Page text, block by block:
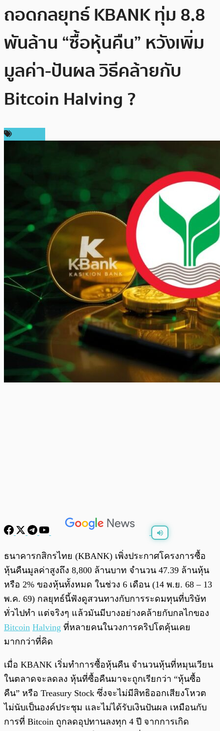
ถอดกลยุทธ์ KBANK ทุ่ม 8.8
พันล้าน “ซื้อหุ้นคืน” หวังเพิ่ม
มูลค่า-ปันผล วิธีคล้ายกับ
Bitcoin Halving ?
พร้อมเล่น 0:00
ธนาคารกสิกรไทย (KBANK) เพิ่งประกาศโครงการซื้อ
หุ้นคืนมูลค่าสูงถึง 8,800 ล้านบาท จำนวน 47.39 ล้านหุ้น
หรือ 2% ของหุ้นทั้งหมด ในช่วง 6 เดือน (14 พ.ย. 68 – 13
พ.ค. 69) กลยุทธ์นี้ฟังดูสวนทางกับการระดมทุนที่บริษัท
ทั่วไปทำ แต่จริงๆ แล้วมันมีบางอย่างคล้ายกับกลไกของ
Bitcoin Halving ที่หลายคนในวงการคริปโตคุ้นเคย
มากกว่าที่คิด
เมื่อ KBANK เริ่มทำการซื้อหุ้นคืน จำนวนหุ้นที่หมุนเวียน
ในตลาดจะลดลง หุ้นที่ซื้อคืนมาจะถูกเรียกว่า “หุ้นซื้อ
คืน” หรือ Treasury Stock ซึ่งจะไม่มีสิทธิออกเสียงโหวต
ไม่นับเป็นองค์ประชุม และไม่ได้รับเงินปันผล เหมือนกับ
การที่ Bitcoin ถูกลดอุปทานลงทุก 4 ปี จากการเกิด